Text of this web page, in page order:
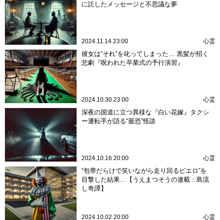
に託したメッセージと不思議な夢
2024.11.14 23:00 心霊
彼女は“それ”を叱ってしまった… 黒髪が招く
悲劇『呪われた卒業式の予行演習』
2024.10.30 23:00 心霊
深夜の国道に立つ異様な『白い花嫁』タクシ
ー運転手が語る“最恐”怪談
2024.10.16 20:00 心霊
“包帯だらけで笑いながら走り回るピエロ”を
目撃した結果…【うえまつそうの連載：島流
し奇譚】
2024.10.02 20:00 心霊